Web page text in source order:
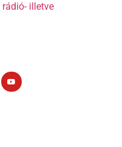
rádió- illetve